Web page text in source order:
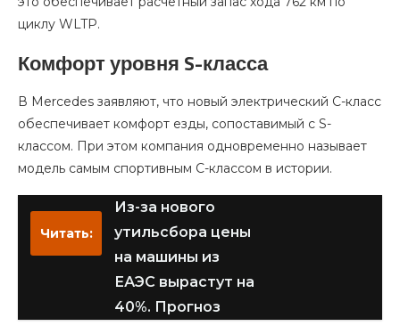
циклу WLTP.
Комфорт уровня S-класса
В Mercedes заявляют, что новый электрический C-класс
обеспечивает комфорт езды, сопоставимый с S-
классом. При этом компания одновременно называет
модель самым спортивным C-классом в истории.
Читать:
Из-за нового
утильсбора цены
на машины из
ЕАЭС вырастут на
40%. Прогноз